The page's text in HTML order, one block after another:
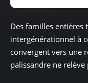
Des familles entières
intergénérationnel à
convergent vers une
palissandre ne relève